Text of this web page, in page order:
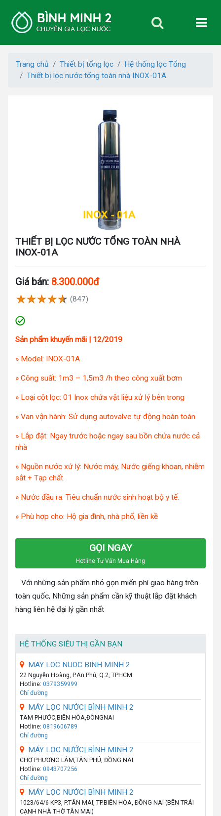
Trang chủ Thiết bị tổng lọc
Hệ thống lọc Tổng
Thiết bị lọc nước tổng toàn nhà INOX-01A
THIẾT BỊ LỌC NƯỚC TỔNG TOÀN NHÀ
INOX-01A
Giá bán: 8.300.000đ
(847)
Sản phẩm khuyến mãi | 12/2019
» Model: INOX-01A
» Công suất: 1m3 – 1,5m3 /h theo công xuất bơm
» Loại cột lọc: 01 Inox chứa vật liệu xử lý bên trong
» Van vận hành: Sử dụng autovalve tự động hoàn toàn
» Lắp đặt: Ngay trước hoặc ngay sau bồn chứa nước cả
nhà
» Nguồn nước xứ lý: Nước máy, Nước giếng khoan, nhiễm
sắt + Tạp chất.
» Nước đầu ra: Tiêu chuẩn nước sinh hoạt bộ y tế.
» Phù hợp cho: Hộ gia đình, nhà phố, liền kề
GỌI NGAY
Hotline Tư Vấn Mua Hàng
Với những sản phẩm nhỏ gọn miến phí giao hàng trên
toàn quốc, Những sản phẩm cần kỹ thuật lắp đặt khách
hàng liên hệ đại lý gần nhất
HỆ THỐNG SIÊU THỊ GẦN BẠN
MAY LOC NUOC BINH MINH 2
22 Nguyễn Hoàng, P.An Phú, Q.2, TPHCM
Hotline: 0379359999
Chỉ đường
MÁY LỌC NƯỚC| BÌNH MINH 2
TAM PHƯỚC,BIÊN HÒA,ĐÔNGNAI
Hotline: 0819606789
Chỉ đường
MÁY LỌC NƯỚC| BÌNH MINH 2
CHỢ PHƯƠNG LÂM,TÂN PHÚ, ĐỒNG NAI
Hotline: 0943707256
Chỉ đường
MÁY LỌC NƯỚC| BÌNH MINH 2
1023/64/6 KP3, P.TÂN MAI, TP.BIÊN HÒA, ĐỒNG NAI (BÊN TRÁI
CẠNH NHÀ THỜ TÂN MAI)